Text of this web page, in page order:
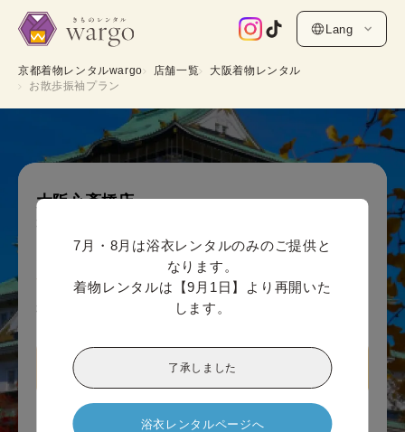
Lang
京都着物レンタルwargo 店舗一覧
大阪着物レンタル
お散歩振袖プラン
7月・8月は浴衣レンタルのみのご提供と
なります。
着物レンタルは【9月1日】より再開いた
します。
了承しました
浴衣レンタルページへ
振袖お散歩着物プラン (半幅帯)
大阪心斎橋店
¥ 11,000(税込)~
¥12,100
大阪心斎橋店情報を見る